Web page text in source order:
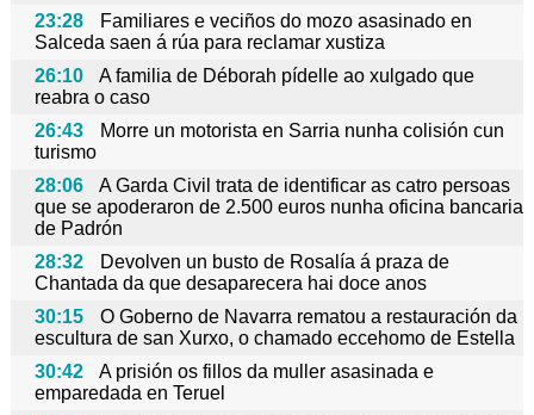
23:28
Familiares e veciños do mozo asasinado en
Salceda saen á rúa para reclamar xustiza
26:10
A familia de Déborah pídelle ao xulgado que
reabra o caso
26:43
Morre un motorista en Sarria nunha colisión cun
turismo
28:06
A Garda Civil trata de identificar as catro persoas
que se apoderaron de 2.500 euros nunha oficina bancaria
de Padrón
28:32
Devolven un busto de Rosalía á praza de
Chantada da que desaparecera hai doce anos
30:15
O Goberno de Navarra rematou a restauración da
escultura de san Xurxo, o chamado eccehomo de Estella
30:42
A prisión os fillos da muller asasinada e
emparedada en Teruel